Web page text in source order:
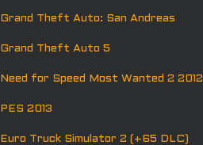
Grand Theft Auto: San Andreas
Grand Theft Auto 5
Need for Speed Most Wanted 2 2012
PES 2013
Euro Truck Simulator 2 (+65 DLC)